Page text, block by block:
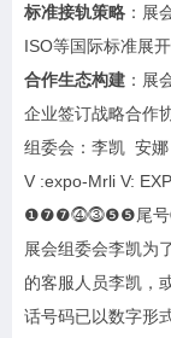
标准接轨策略 ：展
ISO等国际标准展
合作生态构建 ：展
企业签订战略合作
组委会：李凯 安
V :expo-Mrli V:
❶❼❼⓸⓷❺❺尾
展会组委会李凯为
的客服人员李凯，
话号码已以数字形